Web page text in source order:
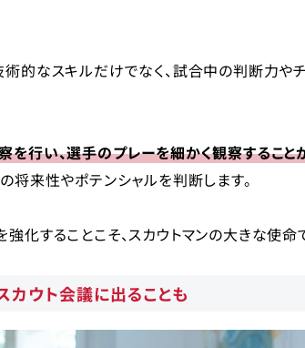
的なスキルだけでなく、試合中の判断力や
行い、選手のプレーを細かく観察すること
将来性やポテンシャルを判断します。
することこそ、スカウトマンの大きな使命
カウト会議に出ることも